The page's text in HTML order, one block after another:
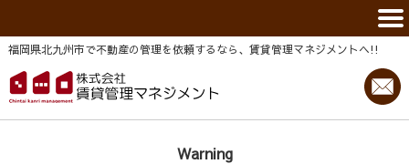
福岡県北九州市で不動産の管理を依頼するなら、賃貸管理マネジメントヘ!!
Warning